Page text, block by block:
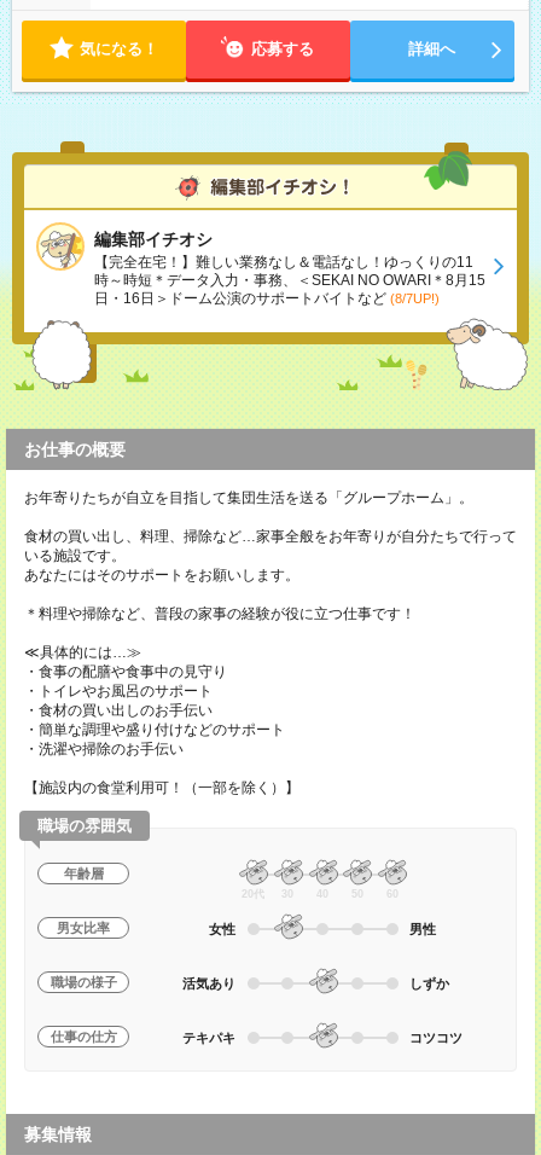
気になる！ 応募する 詳細へ
編集部イチオシ
【完全在宅！】難しい業務なし＆電話なし！ゆっくりの11
時～時短＊データ入力・事務、＜SEKAI NO OWARI＊8月15
日・16日＞ドーム公演のサポートバイトなど (8/7UP!)
お仕事の概要
お年寄りたちが自立を目指して集団生活を送る「グループホーム」。
食材の買い出し、料理、掃除など…家事全般をお年寄りが自分たちで行って
いる施設です。
あなたにはそのサポートをお願いします。
＊料理や掃除など、普段の家事の経験が役に立つ仕事です！
≪具体的には…≫
・食事の配膳や食事中の見守り
・トイレやお風呂のサポート
・食材の買い出しのお手伝い
・簡単な調理や盛り付けなどのサポート
・洗濯や掃除のお手伝い
【施設内の食堂利用可！（一部を除く）】
職場の雰囲気
年齢層
20代 30 40 50 60
男女比率 女性 男性
職場の様子 活気あり しずか
仕事の仕方 テキパキ コツコツ
募集情報